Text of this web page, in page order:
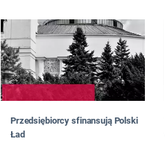
Przedsiębiorcy sfinansują Polski
Ład